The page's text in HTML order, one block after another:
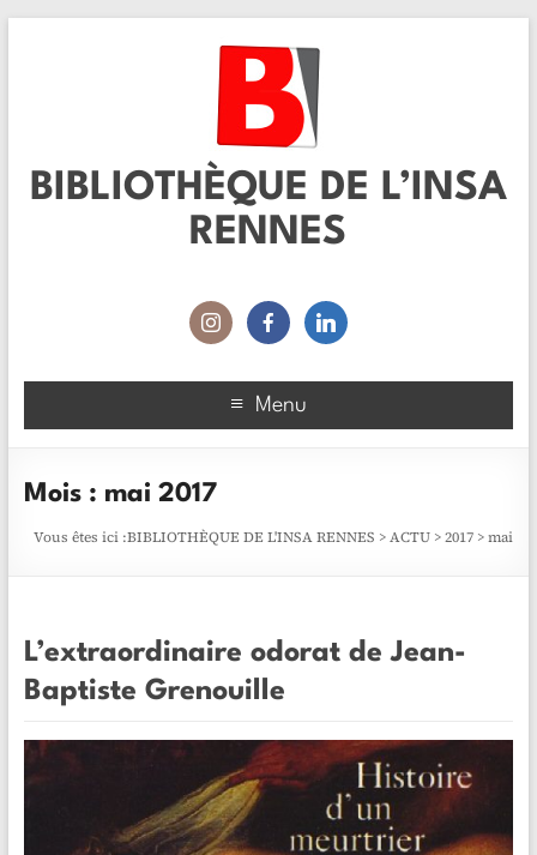
BIBLIOTHÈQUE DE L’INSA
RENNES
Menu
Mois : mai 2017
Vous êtes ici :BIBLIOTHÈQUE DE L'INSA RENNES >ACTU >2017 >mai
L’extraordinaire odorat de Jean-
Baptiste Grenouille